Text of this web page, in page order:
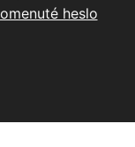
heslo